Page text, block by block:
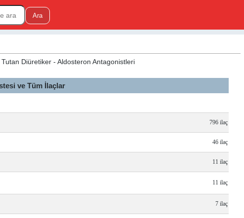
Diüretiker - Aldosteron Antagonistleri
ve Tüm İlaçlar
796 ilaç
46 ilaç
11 ilaç
11 ilaç
7 ilaç